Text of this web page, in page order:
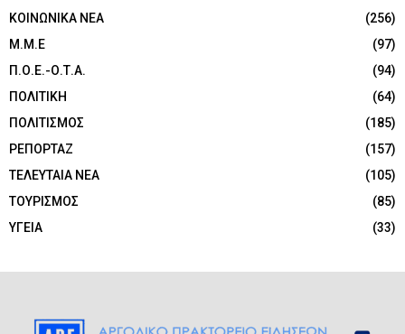
ΚΟΙΝΩΝΙΚΑ ΝΕΑ
(256)
Μ.Μ.Ε
(97)
Π.Ο.Ε.-Ο.Τ.Α.
(94)
ΠΟΛΙΤΙΚΗ
(64)
ΠΟΛΙΤΙΣΜΟΣ
(185)
ΡΕΠΟΡΤΑΖ
(157)
ΤΕΛΕΥΤΑΙΑ ΝΕΑ
(105)
ΤΟΥΡΙΣΜΟΣ
(85)
ΥΓΕΙΑ
(33)